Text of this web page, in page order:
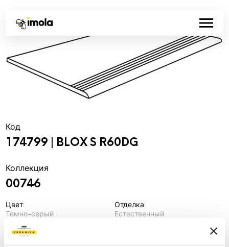
Код
174799 | BLOX S R60DG
Коллекция
00746
Цвет:
Темно-серый
Типология:
Отделка:
Естественный